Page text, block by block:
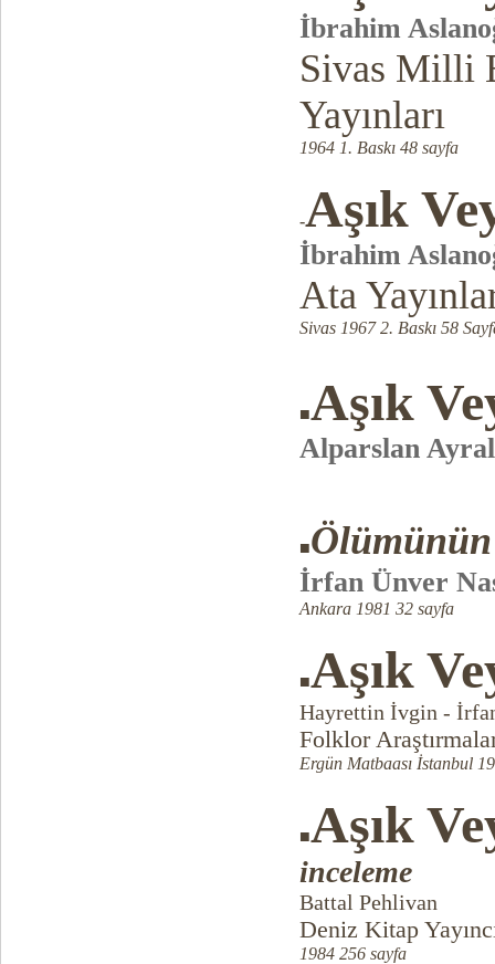
İbrahim
Sivas Milli
Yayınları
1964 1. Baskı 48 sayfa
-Aşık
İbrahim
Ata
Sivas 1967 2. Baskı 58
■Aşık
Alparslan Ayral
■Ölümünün
İrfan Ünver
Ankara 1981 32 sayfa
■Aşık
Hayrettin İvgin -
Folklor
Ergün Matbaası İstanbul
■Aşık
inceleme
Battal Pehlivan
Deniz Kitap
1984 256 sayfa